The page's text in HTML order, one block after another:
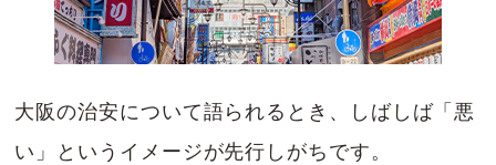
大阪の治安について語られるとき、しばしば「悪
い」というイメージが先行しがちです。